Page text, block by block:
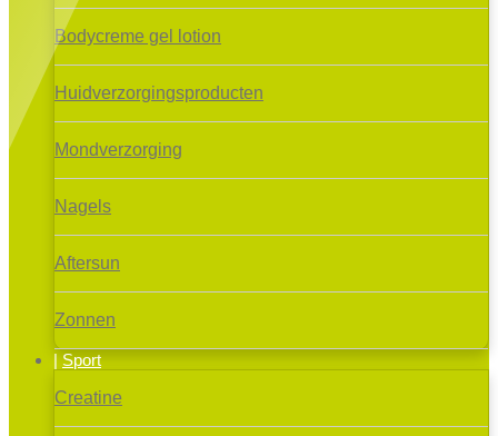
Bodycreme gel lotion
Huidverzorgingsproducten
Mondverzorging
Nagels
Aftersun
Zonnen
Sport
Creatine